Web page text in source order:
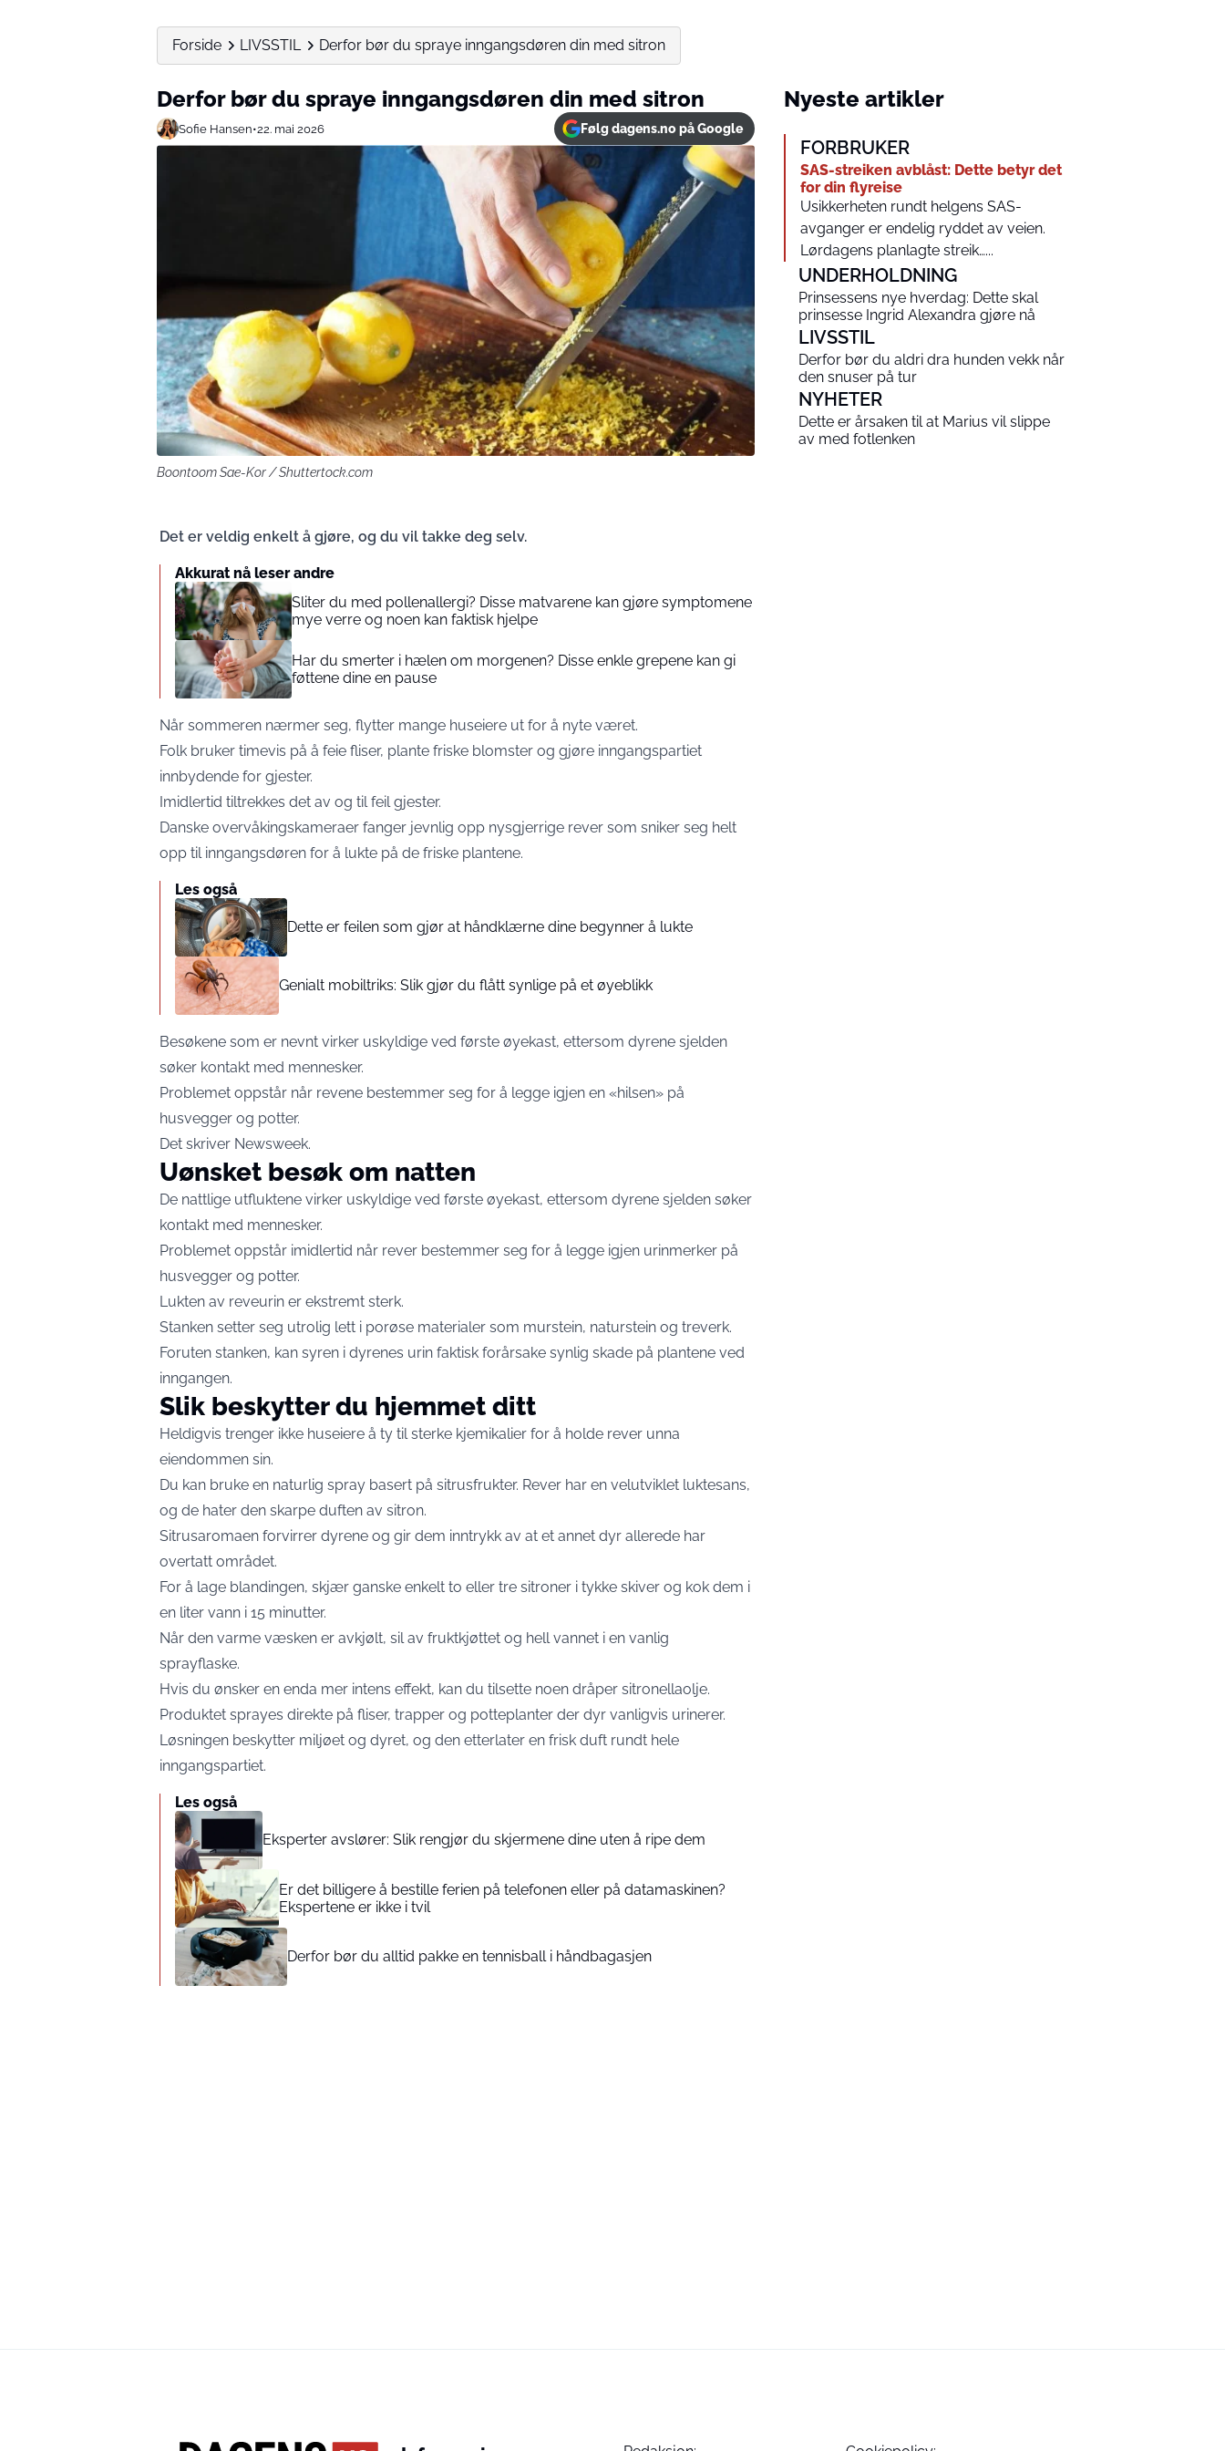
Forside LIVSSTIL Derfor bør du spraye inngangsdøren din med sitron
Derfor bør du spraye inngangsdøren din med sitron
Sofie Hansen•22. mai 2026 Følg dagens.no på Google
Boontoom Sae-Kor / Shuttertock.com
Det er veldig enkelt å gjøre, og du vil takke deg selv.
Akkurat nå leser andre
Sliter du med pollenallergi? Disse matvarene kan gjøre symptomene
mye verre og noen kan faktisk hjelpe
Har du smerter i hælen om morgenen? Disse enkle grepene kan gi
føttene dine en pause
Når sommeren nærmer seg, flytter mange huseiere ut for å nyte været.
Folk bruker timevis på å feie fliser, plante friske blomster og gjøre inngangspartiet
innbydende for gjester.
Imidlertid tiltrekkes det av og til feil gjester.
Danske overvåkingskameraer fanger jevnlig opp nysgjerrige rever som sniker seg helt
opp til inngangsdøren for å lukte på de friske plantene.
Les også
Dette er feilen som gjør at håndklærne dine begynner å lukte
Genialt mobiltriks: Slik gjør du flått synlige på et øyeblikk
Besøkene som er nevnt virker uskyldige ved første øyekast, ettersom dyrene sjelden
søker kontakt med mennesker.
Problemet oppstår når revene bestemmer seg for å legge igjen en «hilsen» på
husvegger og potter.
Det skriver Newsweek.
Uønsket besøk om natten
De nattlige utfluktene virker uskyldige ved første øyekast, ettersom dyrene sjelden søker
kontakt med mennesker.
Problemet oppstår imidlertid når rever bestemmer seg for å legge igjen urinmerker på
husvegger og potter.
Lukten av reveurin er ekstremt sterk.
Stanken setter seg utrolig lett i porøse materialer som murstein, naturstein og treverk.
Foruten stanken, kan syren i dyrenes urin faktisk forårsake synlig skade på plantene ved
inngangen.
Slik beskytter du hjemmet ditt
Heldigvis trenger ikke huseiere å ty til sterke kjemikalier for å holde rever unna
eiendommen sin.
Du kan bruke en naturlig spray basert på sitrusfrukter. Rever har en velutviklet luktesans,
og de hater den skarpe duften av sitron.
Sitrusaromaen forvirrer dyrene og gir dem inntrykk av at et annet dyr allerede har
overtatt området.
For å lage blandingen, skjær ganske enkelt to eller tre sitroner i tykke skiver og kok dem i
en liter vann i 15 minutter.
Når den varme væsken er avkjølt, sil av fruktkjøttet og hell vannet i en vanlig
sprayflaske.
Hvis du ønsker en enda mer intens effekt, kan du tilsette noen dråper sitronellaolje.
Produktet sprayes direkte på fliser, trapper og potteplanter der dyr vanligvis urinerer.
Løsningen beskytter miljøet og dyret, og den etterlater en frisk duft rundt hele
inngangspartiet.
Les også
Eksperter avslører: Slik rengjør du skjermene dine uten å ripe dem
Er det billigere å bestille ferien på telefonen eller på datamaskinen?
Ekspertene er ikke i tvil
Derfor bør du alltid pakke en tennisball i håndbagasjen
Nyeste artikler
FORBRUKER
SAS-streiken avblåst: Dette betyr det
for din flyreise
Usikkerheten rundt helgens SAS-
avganger er endelig ryddet av veien.
Lørdagens planlagte streik…...
UNDERHOLDNING
Prinsessens nye hverdag: Dette skal
prinsesse Ingrid Alexandra gjøre nå
LIVSSTIL
Derfor bør du aldri dra hunden vekk når
den snuser på tur
NYHETER
Dette er årsaken til at Marius vil slippe
av med fotlenken